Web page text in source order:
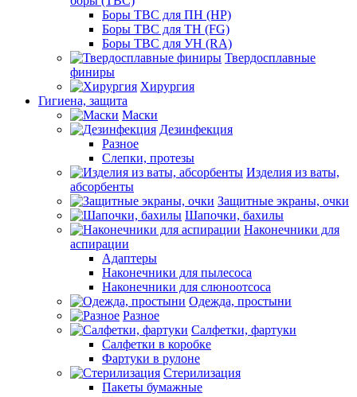
Боры ТВС для ПН (HP)
Боры ТВС для ТН (FG)
Боры ТВС для УН (RA)
Твердосплавные
финиры
Хирургия
Гигиена, защита
Маски
Дезинфекция
Разное
Слепки, протезы
Изделия из ваты,
абсорбенты
Защитные экраны, очки
Шапочки, бахилы
Наконечники для
аспирации
Адаптеры
Наконечники для пылесоса
Наконечники для слюноотсоса
Одежда, простыни
Разное
Салфетки, фартуки
Салфетки в коробке
Фартуки в рулоне
Стерилизация
Пакеты бумажные